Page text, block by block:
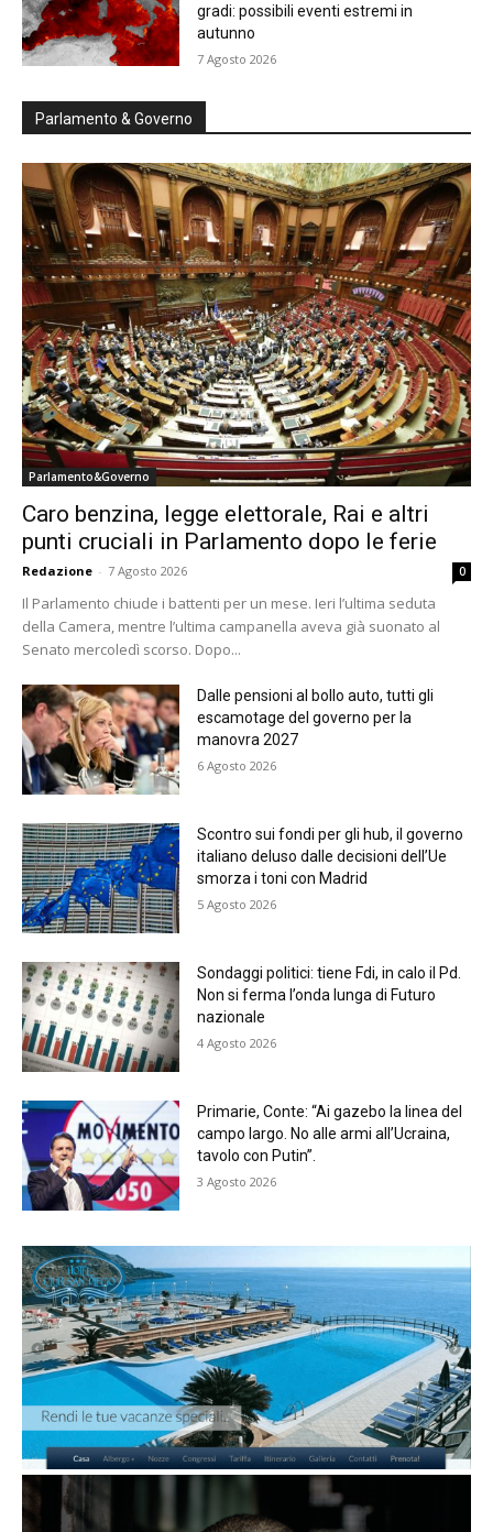
gradi: possibili eventi estremi in
autunno
7 Agosto 2026
Parlamento & Governo
Parlamento&Governo
Caro benzina, legge elettorale, Rai e altri
punti cruciali in Parlamento dopo le ferie
Redazione - 7 Agosto 2026 0
Il Parlamento chiude i battenti per un mese. Ieri l’ultima seduta
della Camera, mentre l’ultima campanella aveva già suonato al
Senato mercoledì scorso. Dopo...
Dalle pensioni al bollo auto, tutti gli
escamotage del governo per la
manovra 2027
6 Agosto 2026
Scontro sui fondi per gli hub, il governo
italiano deluso dalle decisioni dell’Ue
smorza i toni con Madrid
5 Agosto 2026
Sondaggi politici: tiene Fdi, in calo il Pd.
Non si ferma l’onda lunga di Futuro
nazionale
4 Agosto 2026
Primarie, Conte: “Ai gazebo la linea del
campo largo. No alle armi all’Ucraina,
tavolo con Putin”.
3 Agosto 2026